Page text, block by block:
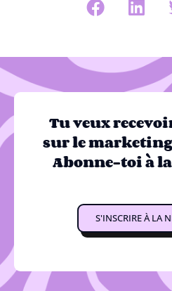
Tu veux
sur le
Abonne-toi à
S'INSCRIRE À LA